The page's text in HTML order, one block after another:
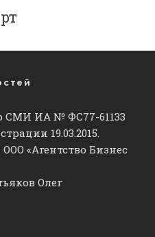
СМИ ИА № ФС77-61133
19.03.2015.
«Агентство Бизнес
Олег